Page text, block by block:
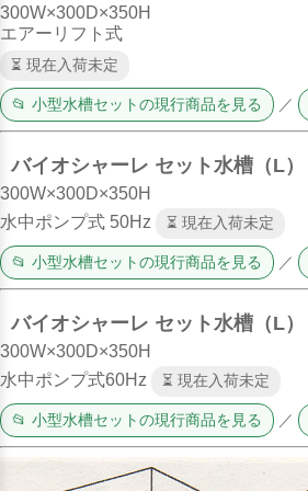
300W×300D×350H
エアーリフト式
⏳ 現在入荷未定
📂 小型水槽セットの現行商品を見る ／
バイオシャーレ セット水槽（L）
300W×300D×350H
水中ポンプ式 50Hz
⏳ 現在入荷未定
📂 小型水槽セットの現行商品を見る ／
バイオシャーレ セット水槽（L）
300W×300D×350H
水中ポンプ式60Hz
⏳ 現在入荷未定
📂 小型水槽セットの現行商品を見る ／